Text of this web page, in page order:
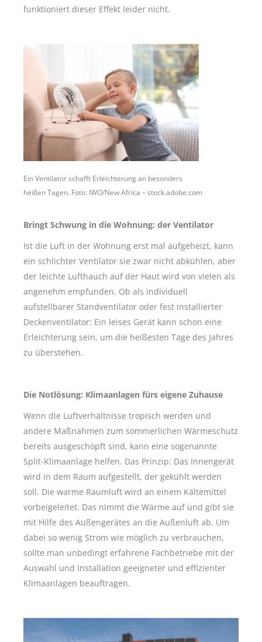
funktioniert dieser Effekt leider nicht.
Ein Ventilator schafft Erleichterung an besonders
heißen Tagen. Foto: IWO/New Africa – stock.adobe.com
Bringt Schwung in die Wohnung: der Ventilator
Ist die Luft in der Wohnung erst mal aufgeheizt, kann
ein schlichter Ventilator sie zwar nicht abkühlen, aber
der leichte Lufthauch auf der Haut wird von vielen als
angenehm empfunden. Ob als individuell
aufstellbarer Standventilator oder fest installierter
Deckenventilator: Ein leises Gerät kann schon eine
Erleichterung sein, um die heißesten Tage des Jahres
zu überstehen.
Die Notlösung: Klimaanlagen fürs eigene Zuhause
Wenn die Luftverhältnisse tropisch werden und
andere Maßnahmen zum sommerlichen Wärmeschutz
bereits ausgeschöpft sind, kann eine sogenannte
Split-Klimaanlage helfen. Das Prinzip: Das Innengerät
wird in dem Raum aufgestellt, der gekühlt werden
soll. Die warme Raumluft wird an einem Kältemittel
vorbeigeleitet. Das nimmt die Wärme auf und gibt sie
mit Hilfe des Außengerätes an die Außenluft ab. Um
dabei so wenig Strom wie möglich zu verbrauchen,
sollte man unbedingt erfahrene Fachbetriebe mit der
Auswahl und Installation geeigneter und effizienter
Klimaanlagen beauftragen.